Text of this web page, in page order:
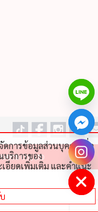
CO., LTD
ดการข้อมูลส่วนบุคคลเพื่อ
ริการของ
อียดเพิ่มเติม และคําแนะ
Hide
chaty